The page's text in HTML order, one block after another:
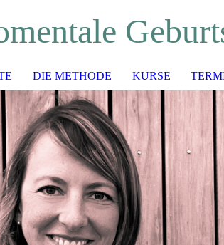
DIE METHODE KURSE